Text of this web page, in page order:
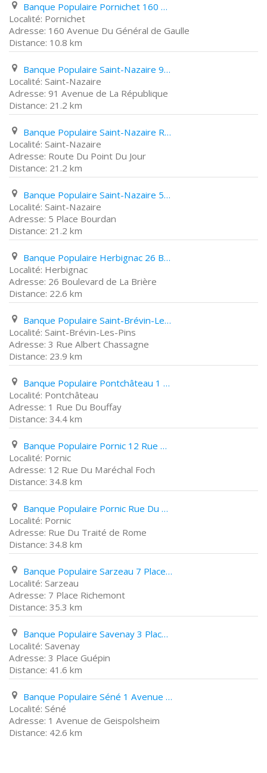
Banque Populaire Pornichet 160 Avenue Du Général de Gaulle
Pornichet
160 Avenue Du Général de Gaulle
10.8 km
Banque Populaire Saint-Nazaire 91 Avenue de La République
Saint-Nazaire
91 Avenue de La République
21.2 km
Banque Populaire Saint-Nazaire Route Du Point Du Jour
Saint-Nazaire
Route Du Point Du Jour
21.2 km
Banque Populaire Saint-Nazaire 5 Place Bourdan
Saint-Nazaire
5 Place Bourdan
21.2 km
Banque Populaire Herbignac 26 Boulevard de La Brière
Herbignac
26 Boulevard de La Brière
22.6 km
Banque Populaire Saint-Brévin-Les-Pins 3 Rue Albert Chassagne
Saint-Brévin-Les-Pins
3 Rue Albert Chassagne
23.9 km
Banque Populaire Pontchâteau 1 Rue Du Bouffay
Pontchâteau
1 Rue Du Bouffay
34.4 km
Banque Populaire Pornic 12 Rue Du Maréchal Foch
Pornic
12 Rue Du Maréchal Foch
34.8 km
Banque Populaire Pornic Rue Du Traité de Rome
Pornic
Rue Du Traité de Rome
34.8 km
Banque Populaire Sarzeau 7 Place Richemont
Sarzeau
7 Place Richemont
35.3 km
Banque Populaire Savenay 3 Place Guépin
Savenay
3 Place Guépin
41.6 km
Banque Populaire Séné 1 Avenue de Geispolsheim
Séné
1 Avenue de Geispolsheim
42.6 km